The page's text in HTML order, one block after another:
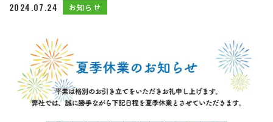
2024.07.24 お知らせ